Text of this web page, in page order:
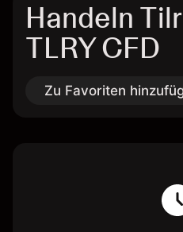
Handeln
TLRY CFD
Zu Favoriten